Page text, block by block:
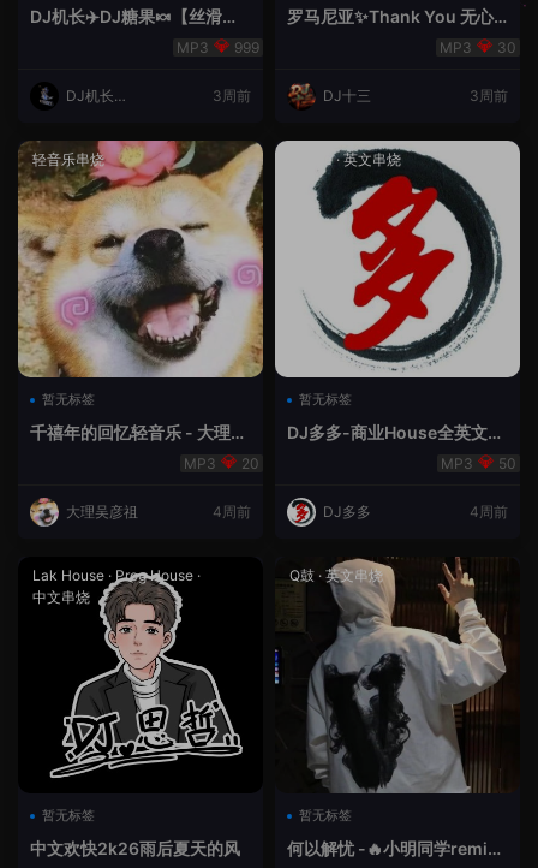
DJ机长✈️DJ糖果🍬【丝滑之
夜5】House摇摆节奏✈️纯净999
DJ机长云
3周前
罗马尼亚✨Thank You 无心
30
DJ十三 3周前
轻音乐串烧
暂无标签
千禧年的回忆轻音乐 - 大理吴
20
大理吴彦祖 4周前
House·英文串烧
暂无标签
DJ多多-商业House全英文经
50
DJ多多 4周前
Lak House · Prog House ·
中文串烧
暂无标签
中文欢快2k26雨后夏天的风
Q鼓 · 英文串烧
暂无标签
何以解忧 -🔥小明同学remix